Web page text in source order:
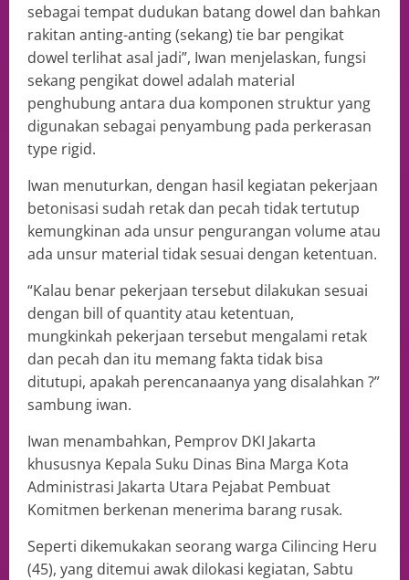
sebagai tempat dudukan batang dowel dan bahkan
rakitan anting-anting (sekang) tie bar pengikat
dowel terlihat asal jadi”, Iwan menjelaskan, fungsi
sekang pengikat dowel adalah material
penghubung antara dua komponen struktur yang
digunakan sebagai penyambung pada perkerasan
type rigid.
Iwan menuturkan, dengan hasil kegiatan pekerjaan
betonisasi sudah retak dan pecah tidak tertutup
kemungkinan ada unsur pengurangan volume atau
ada unsur material tidak sesuai dengan ketentuan.
“Kalau benar pekerjaan tersebut dilakukan sesuai
dengan bill of quantity atau ketentuan,
mungkinkah pekerjaan tersebut mengalami retak
dan pecah dan itu memang fakta tidak bisa
ditutupi, apakah perencanaanya yang disalahkan ?”
sambung iwan.
Iwan menambahkan, Pemprov DKI Jakarta
khususnya Kepala Suku Dinas Bina Marga Kota
Administrasi Jakarta Utara Pejabat Pembuat
Komitmen berkenan menerima barang rusak.
Seperti dikemukakan seorang warga Cilincing Heru
(45), yang ditemui awak dilokasi kegiatan, Sabtu